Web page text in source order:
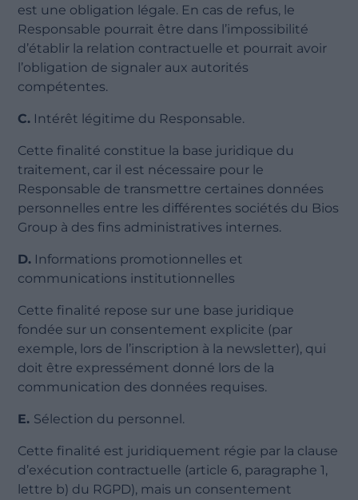
est une obligation légale. En cas de refus, le
Responsable pourrait être dans l’impossibilité
d’établir la relation contractuelle et pourrait avoir
l’obligation de signaler aux autorités
compétentes.
C. Intérêt légitime du Responsable.
Cette finalité constitue la base juridique du
traitement, car il est nécessaire pour le
Responsable de transmettre certaines données
personnelles entre les différentes sociétés du Bios
Group à des fins administratives internes.
D. Informations promotionnelles et
communications institutionnelles
Cette finalité repose sur une base juridique
fondée sur un consentement explicite (par
exemple, lors de l’inscription à la newsletter), qui
doit être expressément donné lors de la
communication des données requises.
E. Sélection du personnel.
Cette finalité est juridiquement régie par la clause
d’exécution contractuelle (article 6, paragraphe 1,
lettre b) du RGPD), mais un consentement